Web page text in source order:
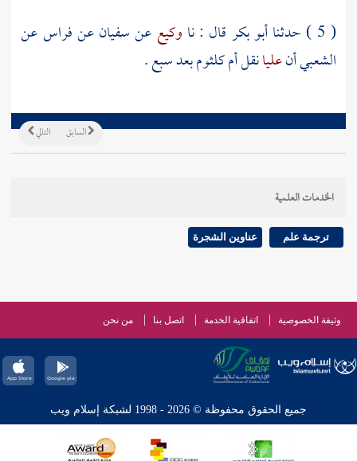
( 5 ) حدثنا
أبو بكر قال : نا وكيع عنسفيانعنفراسعن
الشعبيأنعليانقلأم كلثومبعد سبع .
التالي السابق
الخدمات العلمية
ترجمة علم عناوين الشجرة
وثيقة الخصوصية اتفاقية الخدمة اتصل بنا من نحن
جميع الحقوق محفوظة © 2026 - 1998 لشبكة إسلام ويب